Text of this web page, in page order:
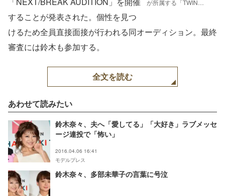
が所属する「TWIN
（画像提供：所属事務
することが発表された。個性を見つ
けるため全員直接面接が行われる同オーディション。最終
審査には鈴木も参加する。
全文を読む
あわせて読みたい
鈴木奈々、夫へ「愛してる」「大好き」ラブメッセ
ージ連投で「怖い」
2016.04.06 16:41
モデルプレス
鈴木奈々、多部未華子の言葉に号泣